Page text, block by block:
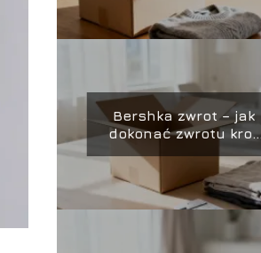
Bershka zwrot – jak
dokonać zwrotu krok